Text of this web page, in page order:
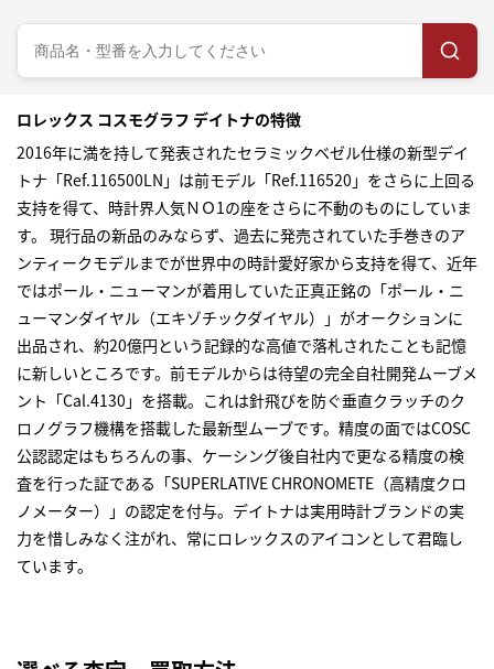
ロレックス コスモグラフ デイトナの特徴
2016年に満を持して発表されたセラミックベゼル仕様の新型デイ
トナ「Ref.116500LN」は前モデル「Ref.116520」をさらに上回る
支持を得て、時計界人気ＮＯ1の座をさらに不動のものにしていま
す。 現行品の新品のみならず、過去に発売されていた手巻きのア
ンティークモデルまでが世界中の時計愛好家から支持を得て、近年
ではポール・ニューマンが着用していた正真正銘の「ポール・ニ
ューマンダイヤル（エキゾチックダイヤル）」がオークションに
出品され、約20億円という記録的な高値で落札されたことも記憶
に新しいところです。前モデルからは待望の完全自社開発ムーブメ
ント「Cal.4130」を搭載。これは針飛びを防ぐ垂直クラッチのク
ロノグラフ機構を搭載した最新型ムーブです。精度の面ではCOSC
公認認定はもちろんの事、ケーシング後自社内で更なる精度の検
査を行った証である「SUPERLATIVE CHRONOMETE（高精度クロ
ノメーター）」の認定を付与。デイトナは実用時計ブランドの実
力を惜しみなく注がれ、常にロレックスのアイコンとして君臨し
ています。